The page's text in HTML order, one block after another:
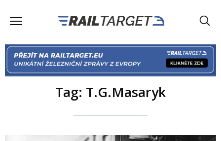
Tag: T.G.Masaryk